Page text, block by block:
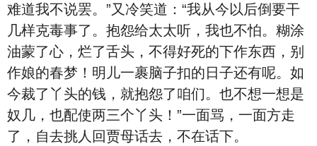
难道我不说罢。”又冷笑道：“我从今以后倒要干
几样克毒事了。抱怨给太太听，我也不怕。糊涂
油蒙了心，烂了舌头，不得好死的下作东西，别
作娘的春梦！明儿一裹脑子扣的日子还有呢。如
今裁了丫头的钱，就抱怨了咱们。也不想一想是
奴几，也配使两三个丫头！”一面骂，一面方走
了，自去挑人回贾母话去，不在话下。